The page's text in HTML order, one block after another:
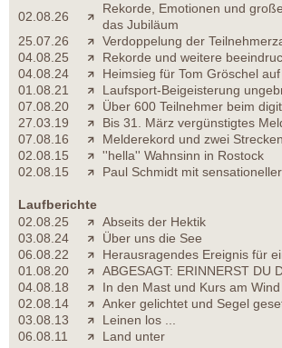
02.08.26
Rekorde, Emotionen und
das Jubiläum
25.07.26
Verdoppelung der
04.08.25
Rekorde und weitere
04.08.24
Heimsieg für Tom Gröschel
01.08.21
Laufsport-Beigeisterung
07.08.20
Über 600 Teilnehmer beim
27.03.19
Bis 31. März vergünstigtes
07.08.16
Melderekord und zwei
02.08.15
''hella'' Wahnsinn in Rostock
02.08.15
Paul Schmidt mit
Laufberichte
02.08.25
Abseits der Hektik
03.08.24
Über uns die See
06.08.22
Herausragendes Ereignis für
01.08.20
ABGESAGT: ERINNERST DU
04.08.18
In den Mast und Kurs am Wind
02.08.14
Anker gelichtet und Segel
03.08.13
Leinen los ...
06.08.11
Land unter